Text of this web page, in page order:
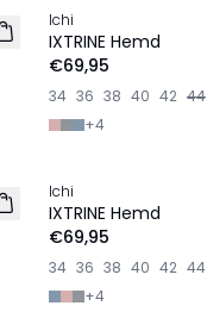
NEU
Ichi
IXTRINE Hemd
€69,95
34 36 38 40 42 44
+4
NEU
Ichi
IXTRINE Hemd
€69,95
34 36 38 40 42 44
+4